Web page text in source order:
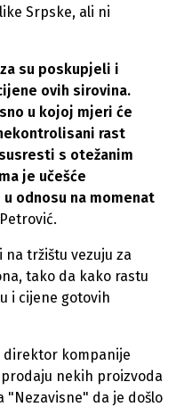
Srpske, ali ni
su poskupjeli i
ovih sirovina.
u kojoj mjeri će
rast
s otežanim
je učešće
odnosu na momenat
na tržištu vezuju za
tako da kako rastu
i cijene gotovih
direktor kompanije
nekih proizvoda
"Nezavisne" da je došlo